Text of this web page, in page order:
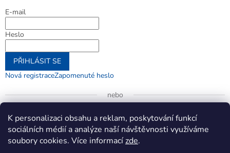
K personalizaci obsahu a reklam, poskytování funkcí
sociálních médií a analýze naší návštěvnosti využíváme
soubory cookies. Více informacízde.
E-mail
Heslo
PŘIHLÁSIT SE
Nová registraceZapomenuté heslo
nebo
Přihlásit se přes Google